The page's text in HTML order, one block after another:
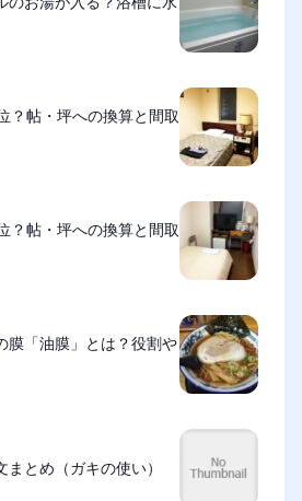
？帖・坪への換算と間取
？帖・坪への換算と間取
膜「油膜」とは？役割や
とめ（ガキの使い）